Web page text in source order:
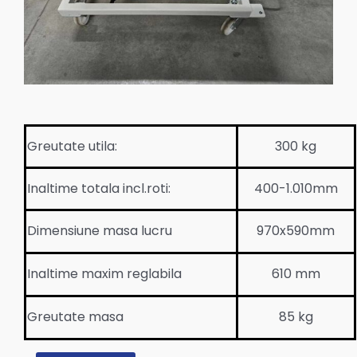
Greutate utila: 300 kg
Inaltime totala incl.roti: 400-1.010mm
Dimensiune masa lucru 970x590mm
Inaltime maxim reglabila 610 mm
Greutate masa 85 kg